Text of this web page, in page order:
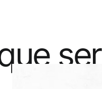
ser